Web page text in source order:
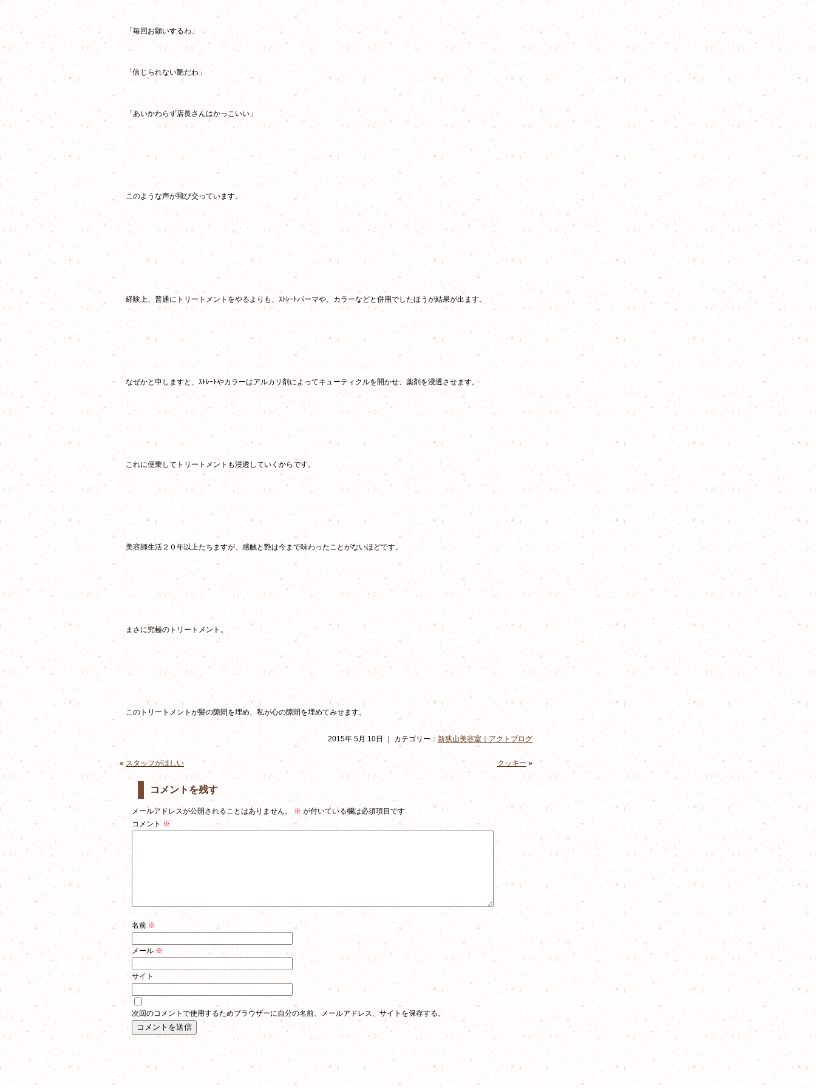
「毎回お願いするわ」
「信じられない艶だわ」
「あいかわらず店長さんはかっこいい」
このような声が飛び交っています。
経験上、普通にトリートメントをやるよりも、ｽﾄﾚｰﾄパーマや、カラーなどと併用でしたほうが結果が出ます。
なぜかと申しますと、ｽﾄﾚｰﾄやカラーはアルカリ剤によってキューティクルを開かせ、薬剤を浸透させます。
これに便乗してトリートメントも浸透していくからです。
美容師生活２０年以上たちますが、感触と艶は今まで味わったことがないほどです。
まさに究極のトリートメント。
このトリートメントが髪の隙間を埋め、私が心の隙間を埋めてみせます。
2015年 5月 10日 ｜ カテゴリー： 新狭山美容室｜アクトブログ
« スタッフがほしい クッキー »
コメントを残す
メールアドレスが公開されることはありません。 ※ が付いている欄は必須項目です
コメント ※
名前 ※
メール ※
サイト
次回のコメントで使用するためブラウザーに自分の名前、メールアドレス、サイトを保存する。